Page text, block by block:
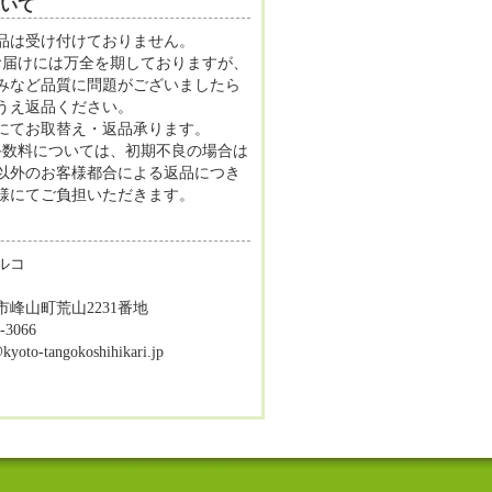
て
は受け付けておりません。
けには万全を期しておりますが、
など品質に問題がございましたら
え返品ください。
てお取替え・返品承ります。
料については、初期不良の場合は
外のお客様都合による返品につき
にてご負担いただきます。
コ
峰山町荒山2231番地
3066
tangokoshihikari.jp